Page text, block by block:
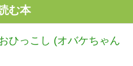
む本
ひっこし (オバケちゃん